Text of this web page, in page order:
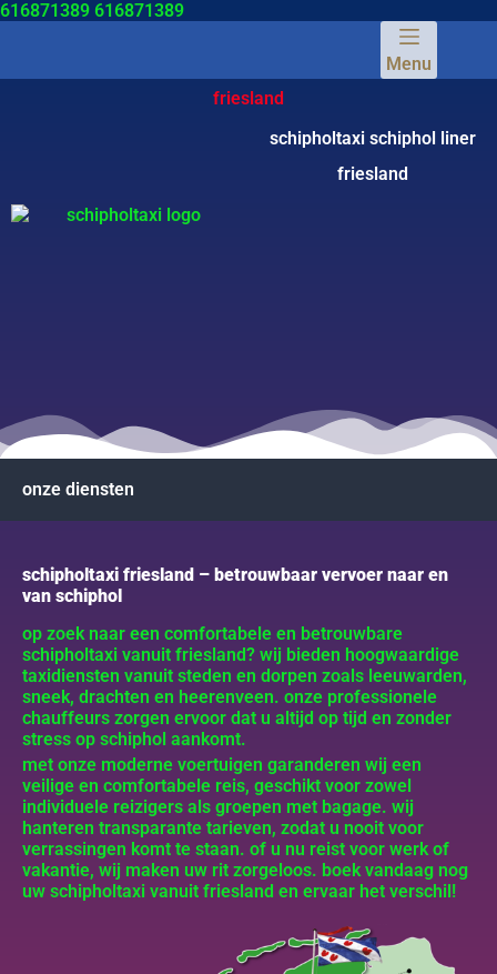
616871389 616871389
Menu
friesland
schipholtaxi schiphol liner
friesland
onze diensten
schipholtaxi friesland – betrouwbaar vervoer naar en
van schiphol
op zoek naar een comfortabele en betrouwbare
schipholtaxi vanuit friesland? wij bieden hoogwaardige
taxidiensten vanuit steden en dorpen zoals leeuwarden,
sneek, drachten en heerenveen. onze professionele
chauffeurs zorgen ervoor dat u altijd op tijd en zonder
stress op schiphol aankomt.
met onze moderne voertuigen garanderen wij een
veilige en comfortabele reis, geschikt voor zowel
individuele reizigers als groepen met bagage. wij
hanteren transparante tarieven, zodat u nooit voor
verrassingen komt te staan. of u nu reist voor werk of
vakantie, wij maken uw rit zorgeloos. boek vandaag nog
uw schipholtaxi vanuit friesland en ervaar het verschil!